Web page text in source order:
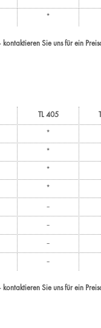
*
Sie uns für ein
TL 405
*
*
*
*
–
–
–
–
Sie uns für ein